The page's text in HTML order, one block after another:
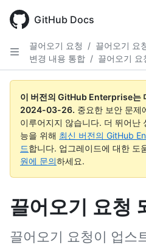
main
GitHub Docs
끌어오기 요청 / 끌어오기 요
변경 내용 통합 / 끌어오기 요
이 버전의 GitHub Enterprise는
2024-03-26. 중요한 보안 문제
이루어지지 않습니다. 더 뛰어난
능을 위해 최신 버전의 GitHub
드합니다. 업그레이드에 대한 도
원에 문의하세요.
끌어오기 요청
끌어오기 요청이 업스